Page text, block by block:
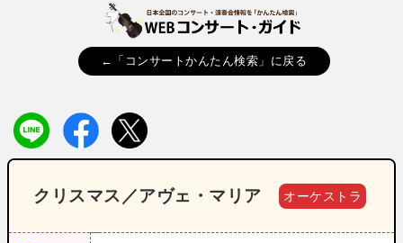
←「コンサートかんたん検索」に戻る
クリスマス／アヴェ・マリア オーケストラ